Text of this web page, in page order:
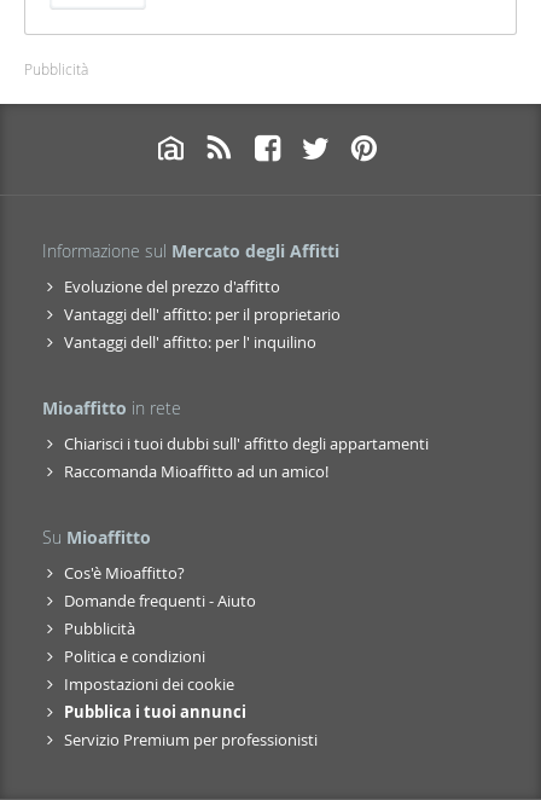
Pubblicità
Informazione sul Mercato degli Affitti
Evoluzione del prezzo d'affitto
Vantaggi dell' affitto: per il proprietario
Vantaggi dell' affitto: per l' inquilino
Mioaffitto in rete
Chiarisci i tuoi dubbi sull' affitto degli appartamenti
Raccomanda Mioaffitto ad un amico!
Su Mioaffitto
Cos'è Mioaffitto?
Domande frequenti - Aiuto
Pubblicità
Politica e condizioni
Impostazioni dei cookie
Pubblica i tuoi annunci
Servizio Premium per professionisti